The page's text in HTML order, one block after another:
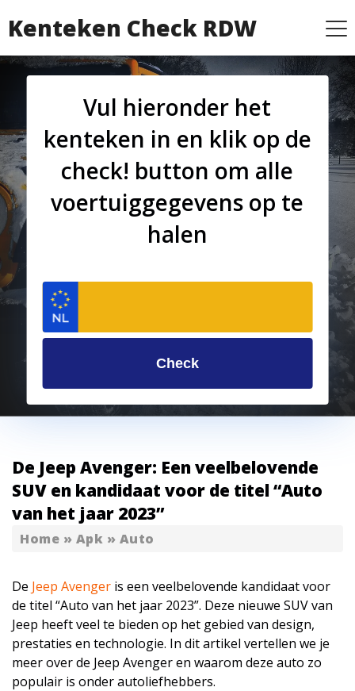
Kenteken Check RDW
Vul hieronder het
kenteken in en klik op de
check! button om alle
voertuiggegevens op te
halen
Check
De Jeep Avenger: Een veelbelovende
SUV en kandidaat voor de titel “Auto
van het jaar 2023”
Home » Apk » Auto
De Jeep Avenger is een veelbelovende kandidaat voor
de titel “Auto van het jaar 2023”. Deze nieuwe SUV van
Jeep heeft veel te bieden op het gebied van design,
prestaties en technologie. In dit artikel vertellen we je
meer over de Jeep Avenger en waarom deze auto zo
populair is onder autoliefhebbers.